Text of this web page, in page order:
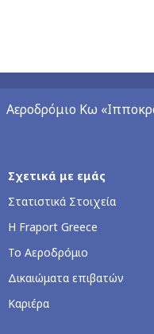
Αεροδρόμιο Κω
Σχετικά με εμάς
Στατιστικά Στοιχεία
Η Fraport Greece
Το Αεροδρόμιο
Δικαιώματα επιβατών
Καριέρα